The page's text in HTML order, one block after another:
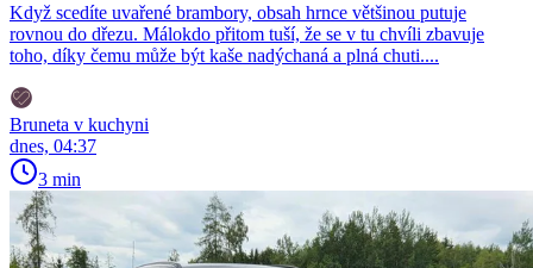
Když scedíte uvařené brambory, obsah hrnce většinou putuje
rovnou do dřezu. Málokdo přitom tuší, že se v tu chvíli zbavuje
toho, díky čemu může být kaše nadýchaná a plná chuti....
Bruneta v kuchyni
dnes, 04:37
3 min